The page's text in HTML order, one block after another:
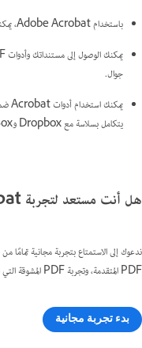
باستخدام Adobe Acrobat، يمكنك تحرير ملفات PDF والتوقيع عليها إلكترونيًّا في أداة واحدة.
جوال.
يتكامل بسلاسة مع Dropbox وBox وGoogle Drive وMicrosoft 365 والمزيد.
هل أنت مستعد لتجربة Adobe Acrobat مرة أخرى؟
ندعوك إلى الاستمتاع بتجربة مجانية تمامًا من
PDF المتقدمة، وتجربة PDF المشوقة التي تتخطى الميزات الأساسيات.
بدء تجربة مجانية